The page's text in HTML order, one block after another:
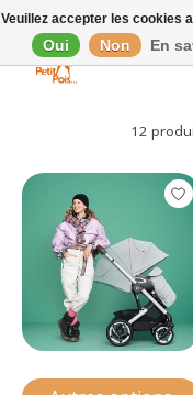
12
Veuillez accepter les cookies
Oui Non En